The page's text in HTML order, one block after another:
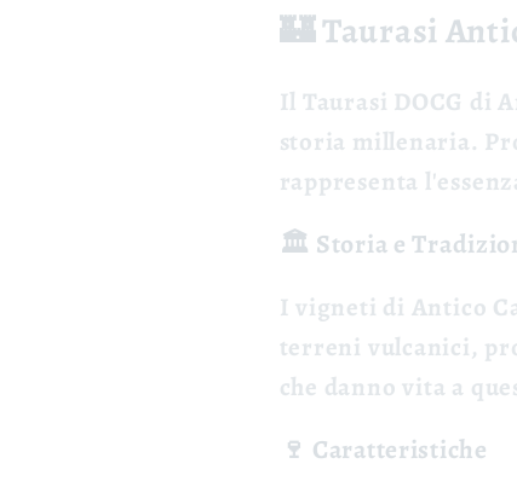
🏰 Taurasi
Il Taurasi DOCG di
storia millenaria.
rappresenta
🏛️ Storia e
I vigneti di Antico
terreni vulcanici,
che danno vita a
🍷 Caratteristiche